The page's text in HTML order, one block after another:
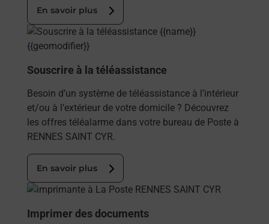
En savoir plus
En savoir plus
Souscrire à la téléassistance
Besoin d’un système de téléassistance à l’intérieur
et/ou à l’extérieur de votre domicile ? Découvrez
les offres téléalarme dans votre bureau de Poste à
RENNES SAINT CYR.
En savoir plus
En savoir plus
Imprimer des documents